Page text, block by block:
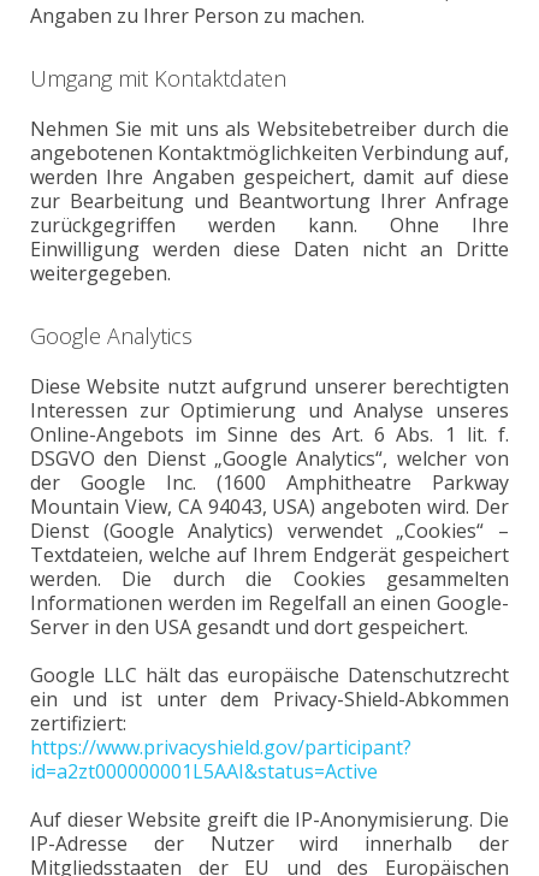
Angaben zu Ihrer Person zu machen.
Umgang mit Kontaktdaten
Nehmen Sie mit uns als Websitebetreiber durch die
angebotenen Kontaktmöglichkeiten Verbindung auf,
werden Ihre Angaben gespeichert, damit auf diese
zur Bearbeitung und Beantwortung Ihrer Anfrage
zurückgegriffen werden kann. Ohne Ihre
Einwilligung werden diese Daten nicht an Dritte
weitergegeben.
Google Analytics
Diese Website nutzt aufgrund unserer berechtigten
Interessen zur Optimierung und Analyse unseres
Online-Angebots im Sinne des Art. 6 Abs. 1 lit. f.
DSGVO den Dienst „Google Analytics“, welcher von
der Google Inc. (1600 Amphitheatre Parkway
Mountain View, CA 94043, USA) angeboten wird. Der
Dienst (Google Analytics) verwendet „Cookies“ –
Textdateien, welche auf Ihrem Endgerät gespeichert
werden. Die durch die Cookies gesammelten
Informationen werden im Regelfall an einen Google-
Server in den USA gesandt und dort gespeichert.
Google LLC hält das europäische Datenschutzrecht
ein und ist unter dem Privacy-Shield-Abkommen
zertifiziert:
https://www.privacyshield.gov/participant?
id=a2zt000000001L5AAI&status=Active
Auf dieser Website greift die IP-Anonymisierung. Die
IP-Adresse der Nutzer wird innerhalb der
Mitgliedsstaaten der EU und des Europäischen